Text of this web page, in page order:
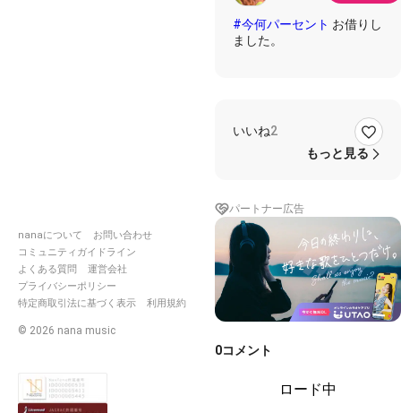
nanaについて
お問い合わせ
コミュニティガイドライン
よくある質問
運営会社
プライバシーポリシー
特定商取引法に基づく表示
利用規約
© 2026 nana music
#今何パーセント お借りし
ました。
いいね2
もっと見る
パートナー広告
0コメント
ロード中